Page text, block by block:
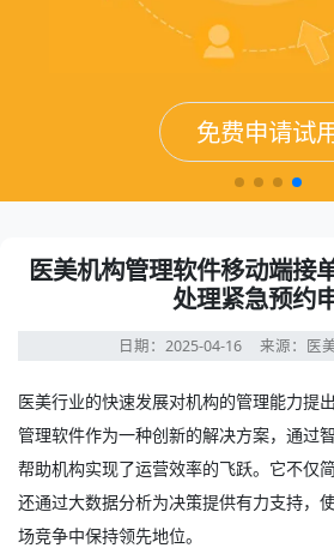
免费申请试
免费申请试
免费申请试
免费申请试
医美机构管理软件移动端接
处理紧急预约
日期：2025-04-16 来源：医
医美行业的快速发展对机构的管理能力提
管理软件作为一种创新的解决方案，通过
帮助机构实现了运营效率的飞跃。它不仅
还通过大数据分析为决策提供有力支持，
场竞争中保持领先地位。